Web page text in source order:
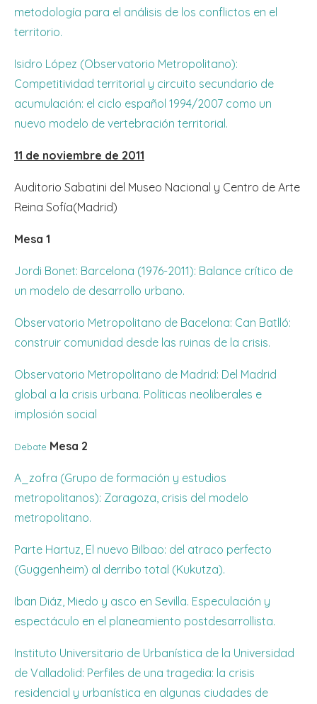
metodología para el análisis de los conflictos en el
territorio.
Isidro López (Observatorio Metropolitano):
Competitividad territorial y circuito secundario de
acumulación: el ciclo español 1994/2007 como un
nuevo modelo de vertebración territorial.
11 de noviembre de 2011
Auditorio Sabatini del Museo Nacional y Centro de Arte
Reina Sofía(Madrid)
Mesa 1
Jordi Bonet: Barcelona (1976-2011): Balance crítico de
un modelo de desarrollo urbano.
Observatorio Metropolitano de Bacelona: Can Batlló:
construir comunidad desde las ruinas de la crisis.
Observatorio Metropolitano de Madrid: Del Madrid
global a la crisis urbana. Políticas neoliberales e
implosión social
Debate Mesa 2
A_zofra (Grupo de formación y estudios
metropolitanos): Zaragoza, crisis del modelo
metropolitano.
Parte Hartuz, El nuevo Bilbao: del atraco perfecto
(Guggenheim) al derribo total (Kukutza).
Iban Diáz, Miedo y asco en Sevilla. Especulación y
espectáculo en el planeamiento postdesarrollista.
Instituto Universitario de Urbanística de la Universidad
de Valladolid: Perfiles de una tragedia: la crisis
residencial y urbanística en algunas ciudades de